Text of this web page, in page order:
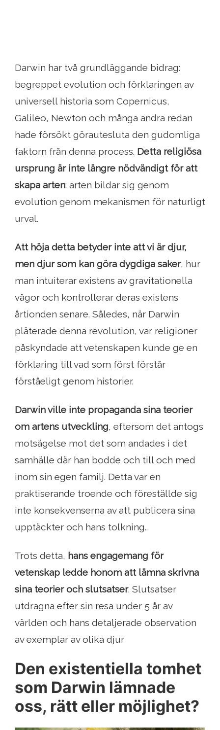
Darwin har två grundläggande bidrag:
begreppet evolution och förklaringen av
universell historia som Copernicus,
Galileo, Newton och många andra redan
hade försökt görautesluta den gudomliga
faktorn från denna process. Detta religiösa
ursprung är inte längre nödvändigt för att
skapa arten: arten bildar sig genom
evolution genom mekanismen för naturligt
urval.
Att höja detta betyder inte att vi är djur,
men djur som kan göra dygdiga saker, hur
man intuiterar existens av gravitationella
vågor och kontrollerar deras existens
årtionden senare. Således, när Darwin
pläterade denna revolution, var religioner
påskyndade att vetenskapen kunde ge en
förklaring till vad som först förstår
förståeligt genom historier.
Darwin ville inte propaganda sina teorier
om artens utveckling, eftersom det antogs
motsägelse mot det som andades i det
samhälle där han bodde och till och med
inom sin egen familj. Detta var en
praktiserande troende och föreställde sig
inte konsekvenserna av att publicera sina
upptäckter och hans tolkning..
Trots detta, hans engagemang för
vetenskap ledde honom att lämna skrivna
sina teorier och slutsatser. Slutsatser
utdragna efter sin resa under 5 år av
världen och hans detaljerade observation
av exemplar av olika djur
Den existentiella tomhet
som Darwin lämnade
oss, rätt eller möjlighet?